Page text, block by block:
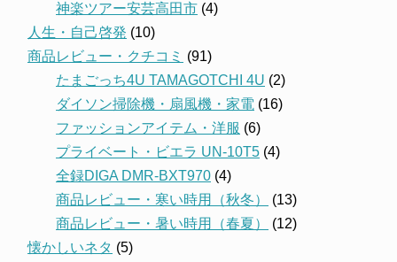
神楽ツアー安芸高田市 (4)
人生・自己啓発 (10)
商品レビュー・クチコミ (91)
たまごっち4U TAMAGOTCHI 4U (2)
ダイソン掃除機・扇風機・家電 (16)
ファッションアイテム・洋服 (6)
プライベート・ビエラ UN-10T5 (4)
全録DIGA DMR-BXT970 (4)
商品レビュー・寒い時用（秋冬）
(13)
商品レビュー・暑い時用（春夏）
(12)
懐かしいネタ (5)